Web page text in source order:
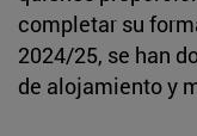
completar su
2024/25, se han
de alojamiento y